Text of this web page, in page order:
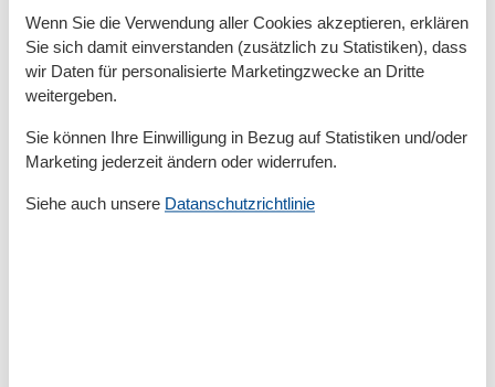
Bettwäsche
Doppelbett
Dusche
Gefriermöglichkeit
Handtücher
Heizung
Haartrockner
Insektenschutz/Gaze
Internet - WLAN
Kabel / Sat
Wenn Sie die Verwendung aller Cookies akzeptieren, erklären
Sie sich damit einverstanden (zusätzlich zu Statistiken), dass
wir Daten für personalisierte Marketingzwecke an Dritte
weitergeben.
Sie können Ihre Einwilligung in Bezug auf Statistiken und/oder
Marketing jederzeit ändern oder widerrufen.
Siehe auch unsere Datanschutzrichtlinie